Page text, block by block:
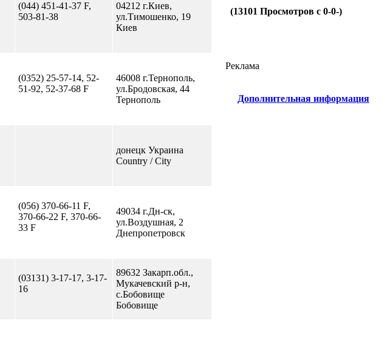
(044) 451-41-37 F,
503-81-38
04212 г.Киев,
ул.Тимошенко, 19
Киев
(0352) 25-57-14, 52-
51-92, 52-37-68 F
46008 г.Тернополь,
ул.Бродовская, 44
Тернополь
донецк Украина
Country / City
(056) 370-66-11 F,
370-66-22 F, 370-66-
33 F
49034 г.Дн-ск,
ул.Воздушная, 2
Днепропетровск
(03131) 3-17-17, 3-17-
16
89632 Закарп.обл.,
Мукачевский р-н,
с.Бобовище
Бобовище
(13101 Просмотров с 0-0-)
Реклама
Дополнительная информация